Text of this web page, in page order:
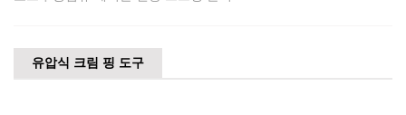
유압식 크림 핑 도구